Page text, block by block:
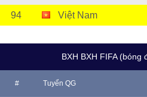
94 Việt Nam
BXH BXH FIFA (bóng
# Tuyển QG